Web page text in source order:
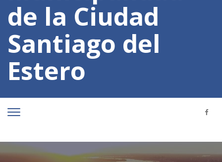
de la Ciudad
Santiago del
Estero